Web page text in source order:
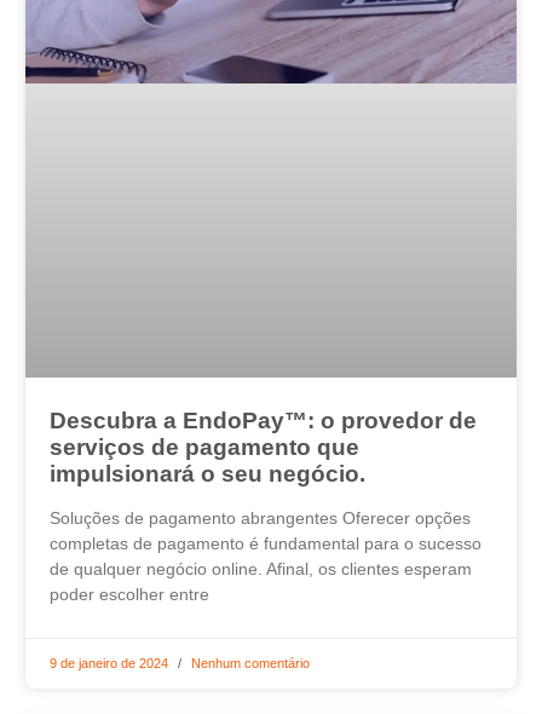
Descubra a EndoPay™: o provedor de
serviços de pagamento que
impulsionará o seu negócio.
Soluções de pagamento abrangentes Oferecer opções
completas de pagamento é fundamental para o sucesso
de qualquer negócio online. Afinal, os clientes esperam
poder escolher entre
9 de janeiro de 2024 Nenhum comentário